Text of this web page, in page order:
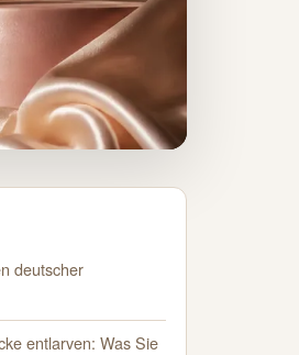
deutscher
entlarven: Was Sie